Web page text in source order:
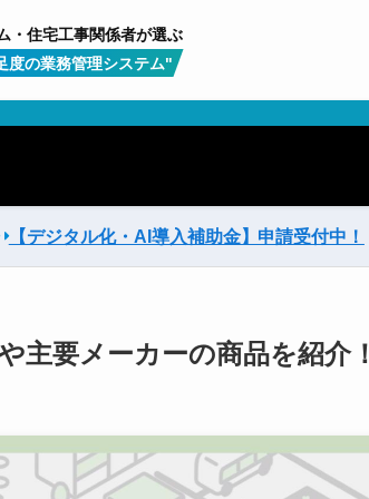
・住宅工事関係者が選ぶ
度の業務管理システム"
【デジタル化・AI導入補助金】申請受付中！
主要メーカーの商品を紹介！